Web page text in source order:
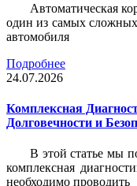
Автоматическая
один из самых
автомобиля
Подробнее
24.07.2026
Комплексная
Долговечности и
В этой статье мы
комплексная
необходимо проводить